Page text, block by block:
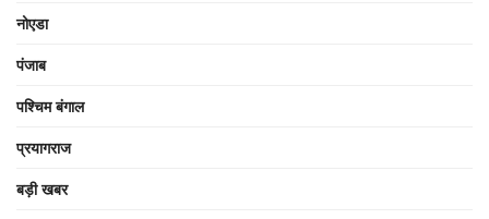
नोएडा
पंजाब
पश्चिम बंगाल
प्रयागराज
बड़ी खबर